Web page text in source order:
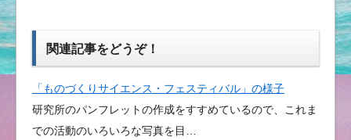
関連記事をどうぞ！
「ものづくりサイエンス・フェスティバル」の様子
研究所のパンフレットの作成をすすめているので、これま
での活動のいろいろな写真を目…